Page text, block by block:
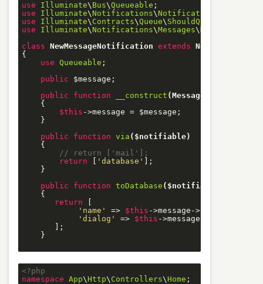
use
Illuminate\ Bus\Queueable
use
Illuminate\Notifications\Notification
use
Illuminate\ Contracts\Queue\ ShouldQueue
use
Illuminate\Notifications\Messages\MailMessage
class
NewMessageNotification extends
Notification
{
use
Queueable ;
public $message;
public
function __construct (Message $message)
{
$this ->message = $message;
    }
public
function via ($notifiable)
{
// return ['mail'];
return
'database'
];
    }
public
function toDatabase ($notifiable)
{
return
'name'
=> $this ->message->fromUser-
'dialog'
=> $this ->message->dialog_id,
       ];
    }
<?php
namespace
App\Http\ Controllers\Home ;